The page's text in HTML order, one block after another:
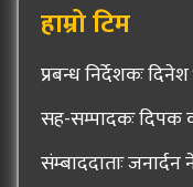
हाम्रो टिम
प्रबन्ध निर्देशकः
सह-सम्पादकः दिपक
संम्बाददाताः